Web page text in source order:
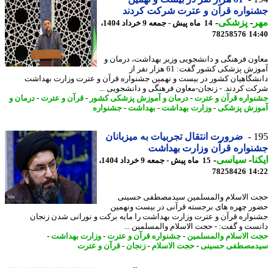
قرآن و عترت شرکت کردند
-پزشکی-
14 ماه پیش - جمعه 9 خرداد 1404،
78258576
فرهنگی و دانشجویی وزیر بهداشت، درمان و
آموزش پزشکی کشور گفت: 61 هزار نفر از
کشور در بیست و نهمین جشنواره قرآن و عترت وزارت بهداشت
کردند. - زنجان-معاون فرهنگی و دانشجویی ...
قرآن و عترت- درمان و آموزش پزشکی کشور-قرآن و عترت- درمان و
پزشکی-وزارت بهداشت -بهداشت -جشنواره
ضرورت انتقال تجربیات به میزبانان
قرآن وزارت بهداشت
-سیاسی-
15 ماه پیش - جمعه 9 خرداد 1404،
78258426
الاسلام والمسلمین سیدمصطفی حسینی
چهره های برجسته قرآنی در بیست ونهمین
قرآن و عترت وزارت بهداشت را مایه برکت و نورانی شدن زنجان
و گفت: - حجت الاسلام والمسلمین ...
الاسلام والمسلمین-جشنواره قرآن و عترت- وزارت بهداشت -
حسینی-حجت الاسلام-زنجان-قرآن و عترت